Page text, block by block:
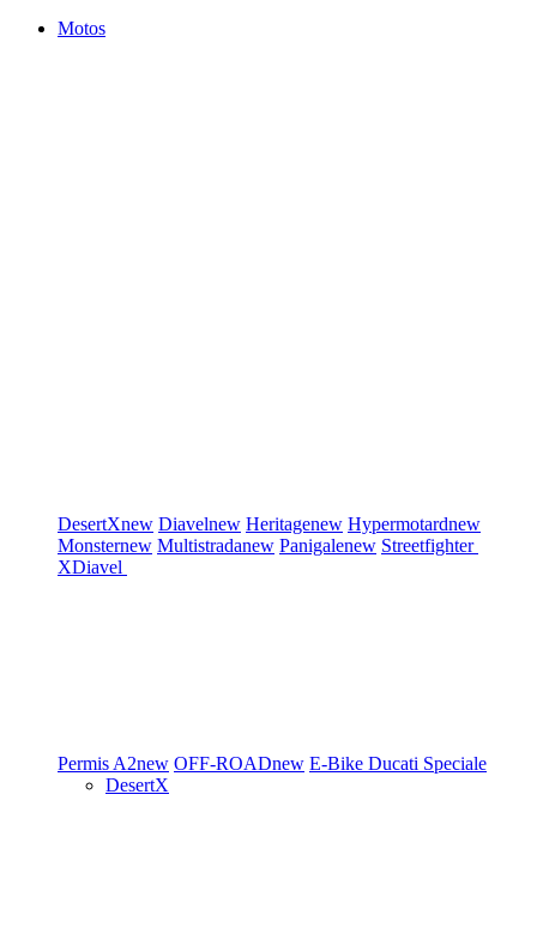
Motos
DesertXnew Diavelnew Heritagenew Hypermotardnew
Monsternew Multistradanew Panigalenew Streetfighter
XDiavel
Permis A2new OFF-ROADnew E-Bike Ducati Speciale
DesertX